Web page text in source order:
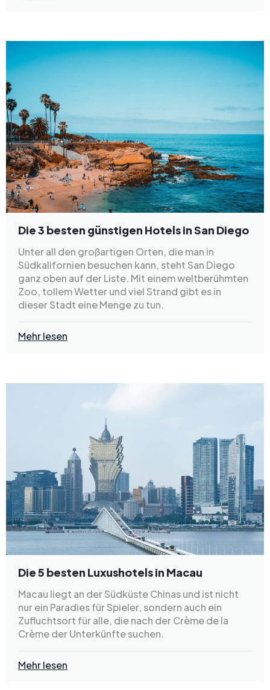
Die 3 besten günstigen Hotels in San Diego
Unter all den großartigen Orten, die man in
Südkalifornien besuchen kann, steht San Diego
ganz oben auf der Liste. Mit einem weltberühmten
Zoo, tollem Wetter und viel Strand gibt es in
dieser Stadt eine Menge zu tun.
Mehr lesen
Die 5 besten Luxushotels in Macau
Macau liegt an der Südküste Chinas und ist nicht
nur ein Paradies für Spieler, sondern auch ein
Zufluchtsort für alle, die nach der Crème de la
Crème der Unterkünfte suchen.
Mehr lesen